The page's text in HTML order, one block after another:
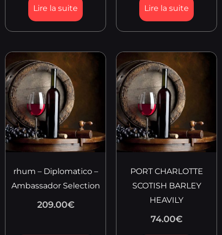
Lire la suite Lire la suite
rhum – Diplomatico –
Ambassador Selection
209.00€
PORT CHARLOTTE
SCOTISH BARLEY
HEAVILY
74.00€